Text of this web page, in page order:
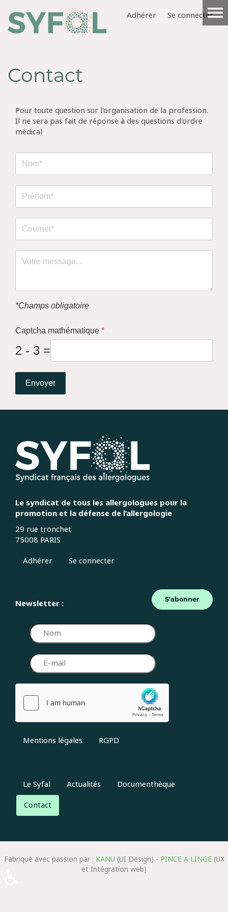
Adhérer Se connecter
Contact
Pour toute question sur l'organisation de la profession.
Il ne sera pas fait de réponse à des questions d'ordre
médical
*Champs obligatoire
Captcha mathématique *
2 - 3 =
Envoyer
Le syndicat de tous les allergologues pour la
promotion et la défense de l’allergologie
29 rue tronchet
75008 PARIS
Adhérer
Se connecter
Newsletter : S'abonner
Mentions légales RGPD
Le Syfal Actualités
Documenthèque
Contact
Fabriqué avec passion par : KANU (UI Design) - PINCE A LINGE(UX
et Intégration web)